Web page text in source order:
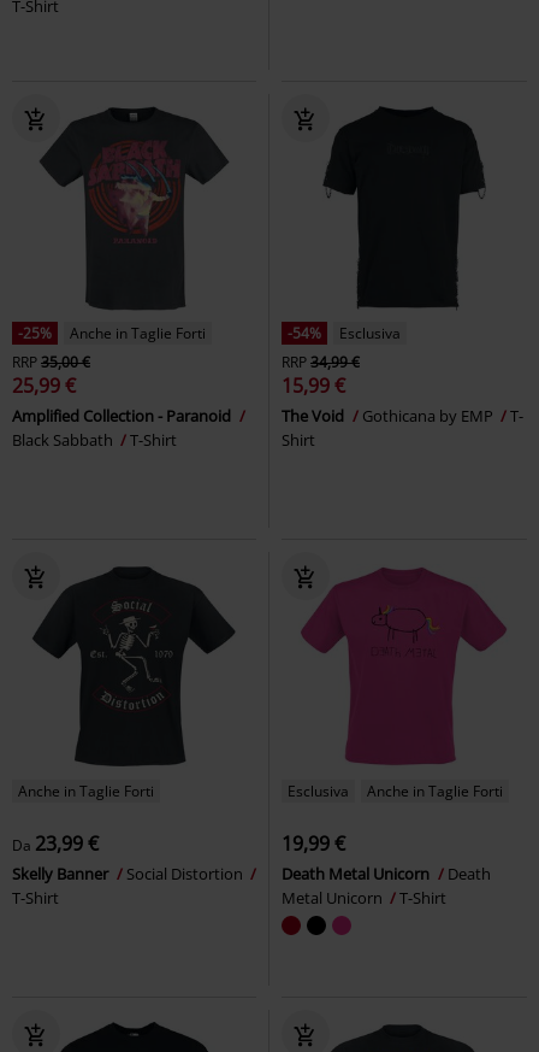
T-Shirt
-25%
Anche in Taglie Forti
RRP35,00 €
25,99 €
Amplified Collection - Paranoid
Black Sabbath
T-Shirt
-54%
Esclusiva
RRP34,99 €
15,99 €
The Void Gothicana by EMP
T-
Shirt
Anche in Taglie Forti
Da 23,99 €
Skelly Banner
Social Distortion
T-Shirt
Esclusiva Anche in Taglie Forti
19,99 €
Death Metal Unicorn
Death
Metal Unicorn
T-Shirt